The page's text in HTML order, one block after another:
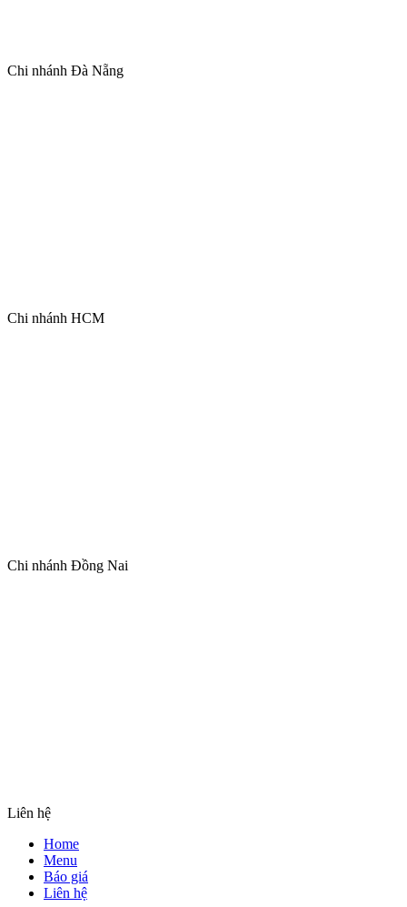
Chi nhánh Đà Nẵng
Chi nhánh HCM
Chi nhánh Đồng Nai
Liên hệ
Home
Menu
Báo giá
Liên hệ